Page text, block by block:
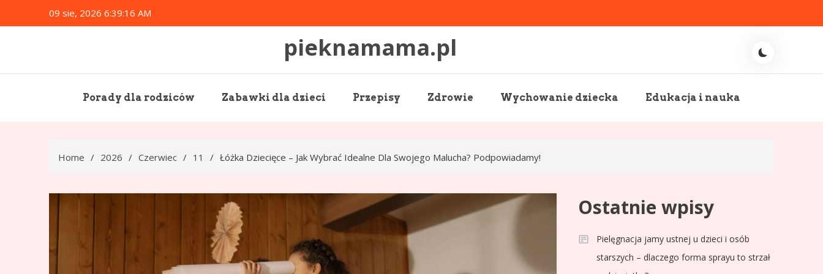
to
09 sie, 2026 6:39:17 AM
pieknamama.pl
Porady dla rodziców Zabawki dla dzieci Przepisy Zdrowie Wychowanie dziecka Edukacja i nauka
Home 2026 Czerwiec 11 Łóżka Dziecięce – Jak Wybrać Idealne Dla Swojego Malucha? Podpowiadamy!
Ostatnie wpisy
Pielęgnacja jamy ustnej u dzieci i osób
starszych – dlaczego forma sprayu to strzał